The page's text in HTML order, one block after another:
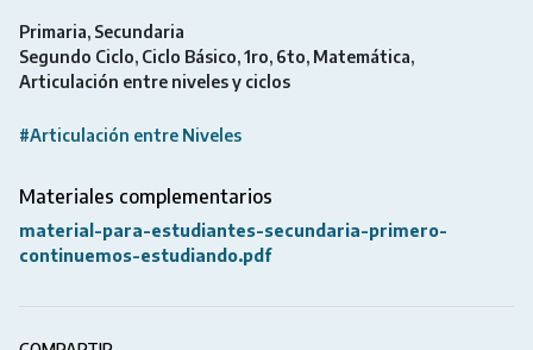
Primaria Secundaria
Segundo Ciclo Ciclo Básico 1ro 6to Matemática
Articulación entre niveles y ciclos
#Articulación entre Niveles
Materiales complementarios
material-para-estudiantes-secundaria-primero-
continuemos-estudiando.pdf